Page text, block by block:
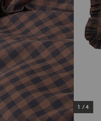
1 /4